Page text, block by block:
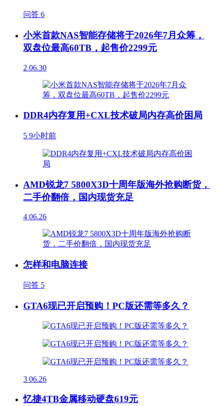
问答 6
小米首款NAS智能存储将于2026年7月众筹，
双盘位最高60TB，起售价2299元
2 06.30
DDR4内存复用+CXL技术破局内存高价困局
5 9小时前
AMD锐龙7 5800X3D十周年版海外抢购断货，
二手价翻倍，国内现货充足
4 06.26
怎样和电脑连接
问答 5
GTA6现已开启预购！PC版还需等多久？
3 06.26
忆捷4TB金属移动硬盘619元